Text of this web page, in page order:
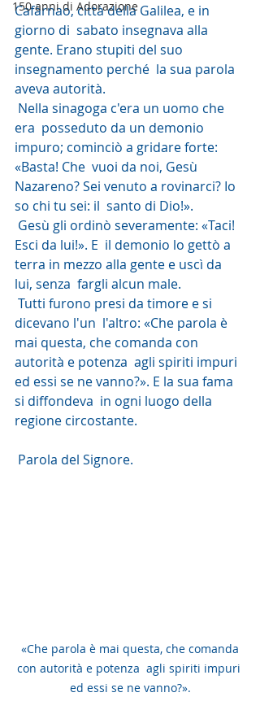
150 anni di Adorazione
Cafàrnao, città della Galilea, e in
giorno di  sabato insegnava alla
gente. Erano stupiti del suo
insegnamento perché  la sua parola
aveva autorità.
era  posseduto da un demonio
impuro; cominciò a gridare forte:
«Basta! Che  vuoi da noi, Gesù
Nazareno? Sei venuto a rovinarci? Io
so chi tu sei: il  santo di Dio!».
Esci da lui!». E  il demonio lo gettò a
terra in mezzo alla gente e uscì da
lui, senza  fargli alcun male.
dicevano l'un  l'altro: «Che parola è
mai questa, che comanda con
autorità e potenza  agli spiriti impuri
ed essi se ne vanno?». E la sua fama
si diffondeva  in ogni luogo della
regione circostante.
Parola del Signore.
con autorità e potenza  agli spiriti impuri
ed essi se ne vanno?».